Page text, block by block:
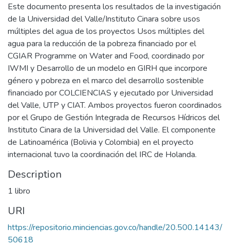
Este documento presenta los resultados de la investigación
de la Universidad del Valle/Instituto Cinara sobre usos
múltiples del agua de los proyectos Usos múltiples del
agua para la reducción de la pobreza financiado por el
CGIAR Programme on Water and Food, coordinado por
IWMI y Desarrollo de un modelo en GIRH que incorpore
género y pobreza en el marco del desarrollo sostenible
financiado por COLCIENCIAS y ejecutado por Universidad
del Valle, UTP y CIAT. Ambos proyectos fueron coordinados
por el Grupo de Gestión Integrada de Recursos Hídricos del
Instituto Cinara de la Universidad del Valle. El componente
de Latinoamérica (Bolivia y Colombia) en el proyecto
internacional tuvo la coordinación del IRC de Holanda.
Description
1 libro
URI
https://repositorio.minciencias.gov.co/handle/20.500.14143/
50618